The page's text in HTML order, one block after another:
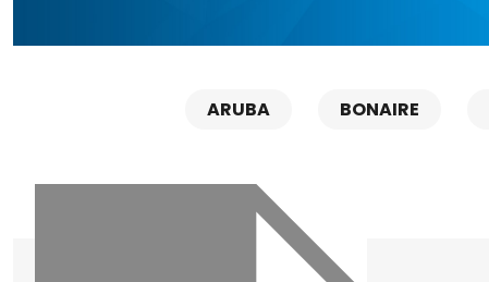
ARUBA BONAIRE